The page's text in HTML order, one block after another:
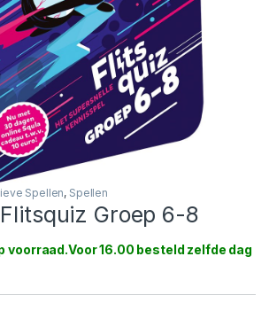
Spellen, Spellen
Groep 6-8
voorraad